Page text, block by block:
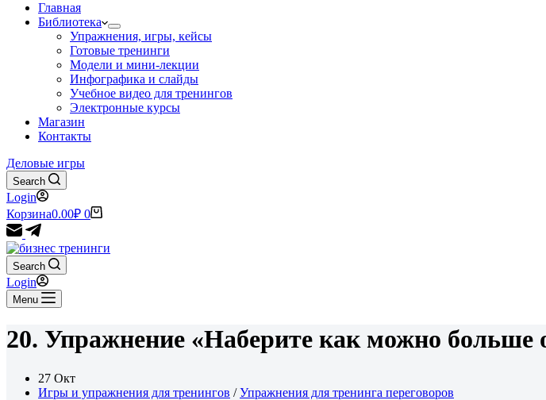
Главная
Библиотека
Упражнения, игры, кейсы
Готовые тренинги
Модели и мини-лекции
Инфографика и слайды
Учебное видео для тренингов
Электронные курсы
Магазин
Контакты
Деловые игры
Search
Login
Корзина0.00₽ 0
Search
Login
Menu
20. Упражнение «Наберите как можно больше
27 Окт
Игры и упражнения для тренингов /Упражнения для тренинга переговоров